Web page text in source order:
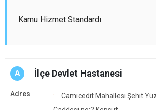
Kamu Hizmet Standardı
A İlçe Devlet Hastanesi
Adres
Camicedit Mahallesi Şehit